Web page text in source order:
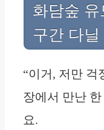
화담숲 유
구간 다
“이거, 저만
장에서 만난
요.